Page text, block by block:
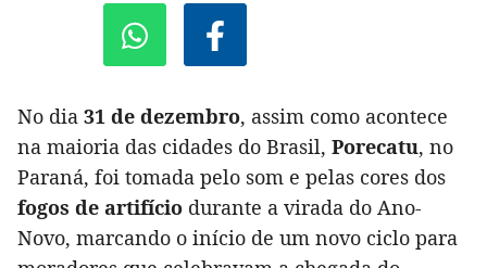
No dia 31 de dezembro, assim como acontece
na maioria das cidades do Brasil, Porecatu, no
Paraná, foi tomada pelo som e pelas cores dos
fogos de artifício durante a virada do Ano-
Novo, marcando o início de um novo ciclo para